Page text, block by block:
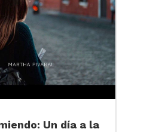
Un día a la